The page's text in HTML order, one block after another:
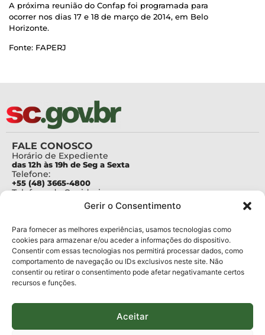
Gerir o Consentimento
Para fornecer as melhores experiências, usamos tecnologias como
cookies para armazenar e/ou aceder a informações do dispositivo.
Consentir com essas tecnologias nos permitirá processar dados, como
comportamento de navegação ou IDs exclusivos neste site. Não
consentir ou retirar o consentimento pode afetar negativamante certos
recursos e funções.
Aceitar
A próxima reunião do Confap foi programada para
ocorrer nos dias 17 e 18 de março de 2014, em Belo
Horizonte.
Fonte: FAPERJ
FALE CONOSCO
Horário de Expediente
das 12h às 19h de Seg a Sexta
Telefone:
+55 (48) 3665-4800
Telefone da Ouvidoria
Para assuntos relacionados à Pesquisa
pesquisa@fapesc.sc.gov.br
Para assuntos relacionados à Inovação
inovacao@fapesc.sc.gov.br
Para assuntos relacionados à Bolsas
bolsas@fapesc.sc.gov.br
Para assuntos relacionados à Prestação de Contas
Para assuntos relacionados à Plataforma
plataforma@fapesc.sc.gov.br
Jair Artur da Silva dpo@fapesc.sc.gov.br 3665-4831